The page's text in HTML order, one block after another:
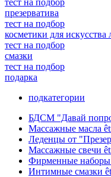
тест на подбор
презерватива
тест на подбор
косметики для искусства
тест на подбор
смазки
тест на подбор
подарка
подкатегории
БДСМ "Давай
Массажные масла
Леденцы от
Массажные свечи
Фирменные наборы
Интимные смазки